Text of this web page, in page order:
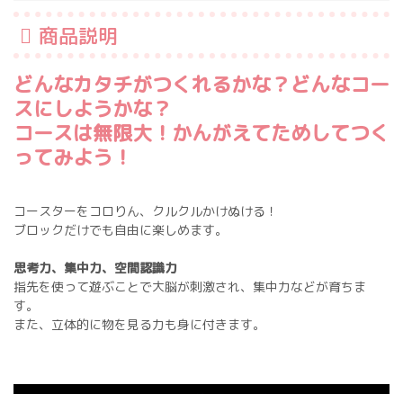
商品説明
どんなカタチがつくれるかな？どんなコー
スにしようかな？
コースは無限大！かんがえてためしてつく
ってみよう！
コースターをコロりん、クルクルかけぬける！
ブロックだけでも自由に楽しめます。
思考力、集中力、空間認識力
指先を使って遊ぶことで大脳が刺激され、集中力などが育ちま
す。
また、立体的に物を見る力も身に付きます。